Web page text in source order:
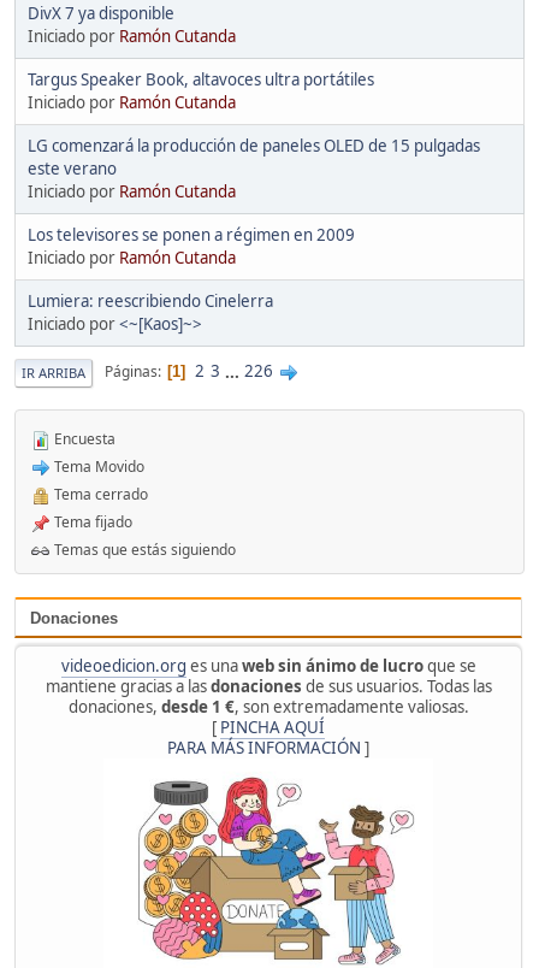
Donaciones
videoedicion.org es unaweb sin ánimo de lucroque se
mantiene gracias a lasdonaciones de sus usuarios. Todas las
donaciones, desde 1 €, son extremadamente valiosas.
[ PINCHA AQUÍ
PARA MÁS INFORMACIÓN ]
DivX 7 ya disponible
Iniciado por Ramón Cutanda
Targus Speaker Book, altavoces ultra portátiles
Iniciado por Ramón Cutanda
LG comenzará la producción de paneles OLED de 15 pulgadas
este verano
Iniciado por Ramón Cutanda
Los televisores se ponen a régimen en 2009
Iniciado por Ramón Cutanda
Lumiera: reescribiendo Cinelerra
Iniciado por<~[Kaos]~>
IR ARRIBA Páginas 1 2 3 ... 226
Encuesta
Tema Movido
Tema cerrado
Tema fijado
Temas que estás siguiendo